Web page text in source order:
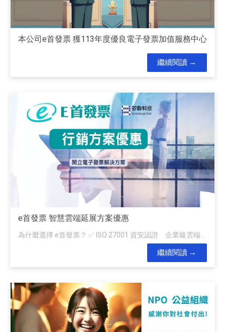
本公司e首發票 獲113年度優良電子發票加值服務中心
繼續閱讀
e首發票 智慧雲端延展方案優惠
為什麼選擇 e首發票？ ✅ ISO 27001 資安認證 企業級雲端...
繼續閱讀